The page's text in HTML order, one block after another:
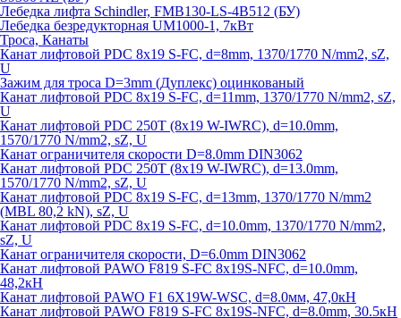
Лебедка лифта Schindler, FMB130-LS-4B512 (БУ)
Лебедка безредукторная UM1000-1, 7кВт
Троса, Канаты
Канат лифтовой PDC 8x19 S-FC, d=8mm, 1370/1770 N/mm2, sZ,
U
Зажим для троса D=3mm (Дуплекс) оцинкованый
Канат лифтовой PDC 8x19 S-FC, d=11mm, 1370/1770 N/mm2, sZ,
U
Канат лифтовой PDC 250T (8x19 W-IWRC), d=10.0mm,
1570/1770 N/mm2, sZ, U
Канат ограничителя скорости D=8.0mm DIN3062
Канат лифтовой PDC 250T (8x19 W-IWRC), d=13.0mm,
1570/1770 N/mm2, sZ, U
Канат лифтовой PDC 8х19 S-FC, d=13mm, 1370/1770 N/mm2
(MBL 80,2 kN), sZ, U
Канат лифтовой PDC 8x19 S-FC, d=10.0mm, 1370/1770 N/mm2,
sZ, U
Канат ограничителя скорости, D=6.0mm DIN3062
Канат лифтовой PAWO F819 S-FC 8х19S-NFC, d=10.0mm,
48,2кН
Канат лифтовой PAWO F1 6X19W-WSC, d=8.0мм, 47,0кН
Канат лифтовой PAWO F819 S-FC 8х19S-NFC, d=8.0mm, 30.5кН